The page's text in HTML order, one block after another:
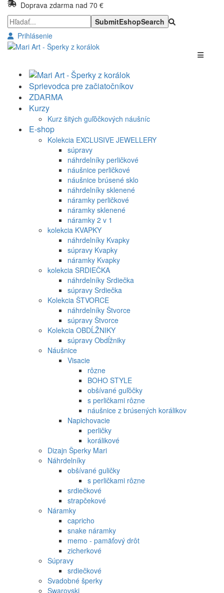
Doprava zdarma nad 70 €
Prihlásenie
Sprievodca pre začiatočníkov
ZDARMA
Kurzy
Kurz šitých guľôčkových náušníc
E-shop
Kolekcia EXCLUSIVE JEWELLERY
súpravy
náhrdelníky perličkové
náušnice perličkové
náušnice brúsené sklo
náhrdelníky sklenené
náramky perličkové
náramky sklenené
náramky 2 v 1
kolekcia KVAPKY
náhrdelníky Kvapky
súpravy Kvapky
náramky Kvapky
kolekcia SRDIEČKA
náhrdelníky Srdiečka
súpravy Srdiečka
Kolekcia ŠTVORCE
náhrdelníky Štvorce
súpravy Štvorce
Kolekcia OBDĹŽNIKY
súpravy Obdĺžniky
Náušnice
Visacie
rôzne
BOHO STYLE
obšívané guľôčky
s perličkami rôzne
náušnice z brúsených korálikov
Napichovacie
perličky
korálikové
Dizajn Šperky Mari
Náhrdelníky
obšívané guličky
s perličkami rôzne
srdiečkové
strapčekové
Náramky
capricho
snake náramky
memo - pamäťový drôt
zicherkové
Súpravy
srdiečkové
Svadobné šperky
Swarovski